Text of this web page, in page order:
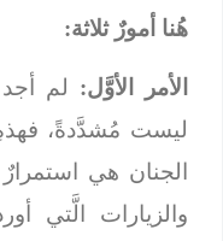
هُنا أمورٌ ثلاثة:
الأمر الأوَّل:لم أجد
ليست مُشدَّدةً،
الجنان هي استمرارٌ
والزيارات الَّتي